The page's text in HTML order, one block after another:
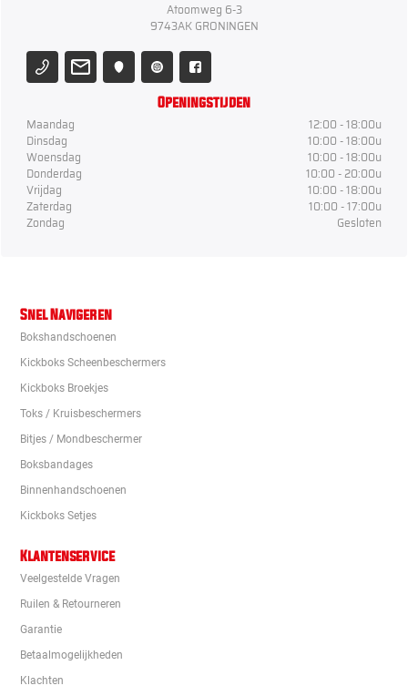
Atoomweg 6-3
9743AK GRONINGEN
Openingstijden
Maandag
12:00 - 18:00u
Dinsdag
10:00 - 18:00u
Woensdag
10:00 - 18:00u
Donderdag
10:00 - 20:00u
Vrijdag
10:00 - 18:00u
Zaterdag
10:00 - 17:00u
Zondag
Gesloten
Snel Navigeren
Bokshandschoenen
Kickboks Scheenbeschermers
Kickboks Broekjes
Toks / Kruisbeschermers
Bitjes / Mondbeschermer
Boksbandages
Binnenhandschoenen
Kickboks Setjes
Klantenservice
Veelgestelde Vragen
Ruilen & Retourneren
Garantie
Betaalmogelijkheden
Klachten